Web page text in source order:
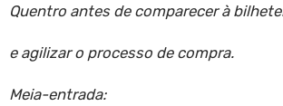
Quentro antes de comparecer à
e agilizar o processo de compra.
Meia-entrada: